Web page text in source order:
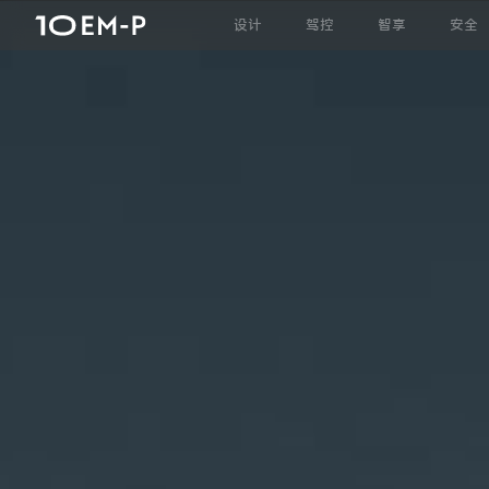
设计 驾控 智享 安全